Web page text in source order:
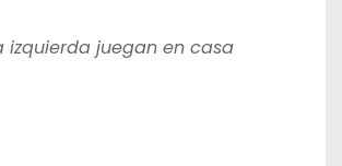
izquierda juegan en casa